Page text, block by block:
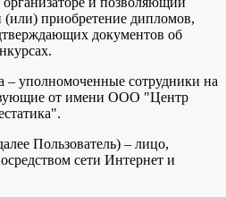
(или) приобретение дипломов,
документов об
– уполномоченные сотрудники на
от имени ООО "Центр
Пользователь) – лицо,
сети Интернет и